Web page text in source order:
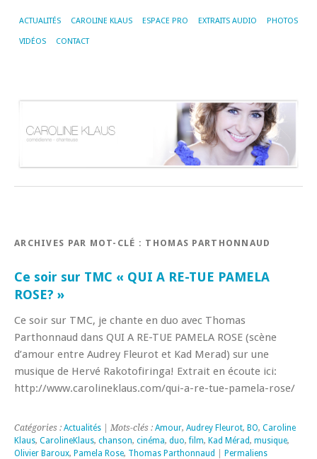
ACTUALITÉS CAROLINE KLAUS ESPACE PRO EXTRAITS AUDIO PHOTOS
VIDÉOS CONTACT
ARCHIVES PAR MOT-CLÉ : THOMAS PARTHONNAUD
Ce soir sur TMC « QUI A RE-TUE PAMELA
ROSE? »
Ce soir sur TMC, je chante en duo avec Thomas
Parthonnaud dans QUI A RE-TUE PAMELA ROSE (scène
d’amour entre Audrey Fleurot et Kad Merad) sur une
musique de Hervé Rakotofiringa! Extrait en écoute ici:
http://www.carolineklaus.com/qui-a-re-tue-pamela-rose/
Catégories : Actualités | Mots-clés : Amour, Audrey Fleurot, BO, Caroline
Klaus, CarolineKlaus, chanson, cinéma, duo,film, Kad Mérad, musique,
Olivier Baroux, Pamela Rose, Thomas Parthonnaud Permaliens